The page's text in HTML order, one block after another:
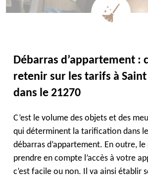
Débarras d’appartement :
retenir sur les tarifs à Saint
dans le 21270
C’est le volume des objets et des
qui déterminent la tarification dans le
débarras d’appartement. En outre,
prendre en compte l’accès à votre
c’est facile ou non. Il va ainsi établir